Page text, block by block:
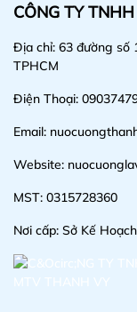
CÔNG TY
Địa chỉ: 63 đường số
TPHCM
Điện Thoại:
Email:
Website:
MST: 0315728360
Nơi cấp: Sở Kế